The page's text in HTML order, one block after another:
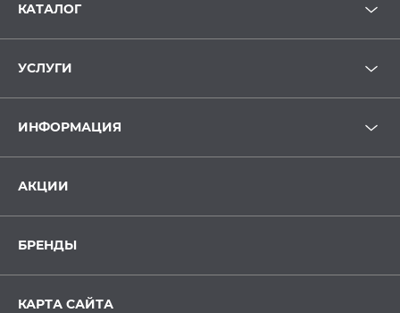
КАТАЛОГ
УСЛУГИ
ИНФОРМАЦИЯ
АКЦИИ
БРЕНДЫ
КАРТА САЙТА